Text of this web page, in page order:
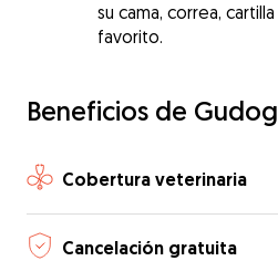
su cama, correa,
favorito.
Beneficios de Gudog
Cobertura veterinaria
Cancelación gratuita